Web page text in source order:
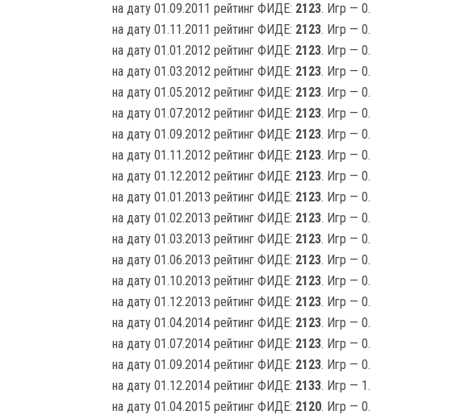
на дату 01.09.2011 рейтинг ФИДЕ: 2123. Игр — 0.
на дату 01.11.2011 рейтинг ФИДЕ: 2123. Игр — 0.
на дату 01.01.2012 рейтинг ФИДЕ: 2123. Игр — 0.
на дату 01.03.2012 рейтинг ФИДЕ: 2123. Игр — 0.
на дату 01.05.2012 рейтинг ФИДЕ: 2123. Игр — 0.
на дату 01.07.2012 рейтинг ФИДЕ: 2123. Игр — 0.
на дату 01.09.2012 рейтинг ФИДЕ: 2123. Игр — 0.
на дату 01.11.2012 рейтинг ФИДЕ: 2123. Игр — 0.
на дату 01.12.2012 рейтинг ФИДЕ: 2123. Игр — 0.
на дату 01.01.2013 рейтинг ФИДЕ: 2123. Игр — 0.
на дату 01.02.2013 рейтинг ФИДЕ: 2123. Игр — 0.
на дату 01.03.2013 рейтинг ФИДЕ: 2123. Игр — 0.
на дату 01.06.2013 рейтинг ФИДЕ: 2123. Игр — 0.
на дату 01.10.2013 рейтинг ФИДЕ: 2123. Игр — 0.
на дату 01.12.2013 рейтинг ФИДЕ: 2123. Игр — 0.
на дату 01.04.2014 рейтинг ФИДЕ: 2123. Игр — 0.
на дату 01.07.2014 рейтинг ФИДЕ: 2123. Игр — 0.
на дату 01.09.2014 рейтинг ФИДЕ: 2123. Игр — 0.
на дату 01.12.2014 рейтинг ФИДЕ: 2133. Игр — 1.
на дату 01.04.2015 рейтинг ФИДЕ: 2120. Игр — 0.